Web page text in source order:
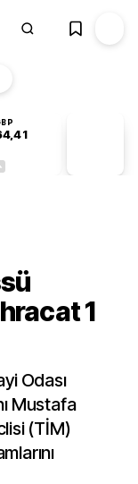
1
Odası
Mustafa
(TİM)